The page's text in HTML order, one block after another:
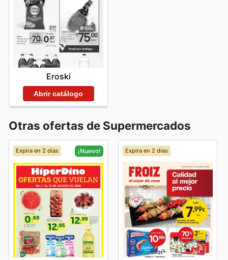
Eroski
Abrir catálogo
Otras ofertas de Supermercados
Expira en 2 días ¡Nuevo! Expira en 2 días